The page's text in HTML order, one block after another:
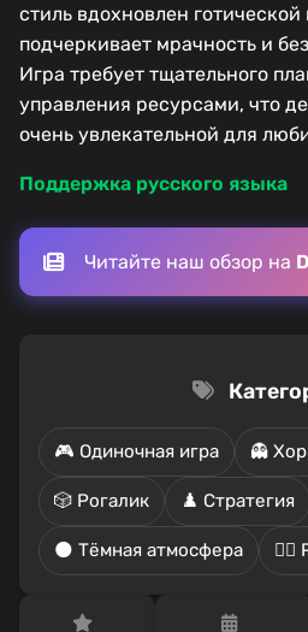
стиль вдохновлен
подчеркивает мрачность и
Игра требует тщательного
управления ресурсами, что
очень увлекательной для
Поддержка русского языка
Читайте наш обзор на
🎮 Одиночная игра 👻
🎲 Рогалик ♟️ Стратегия
🌑 Тёмная атмосфера 🧙‍♂️